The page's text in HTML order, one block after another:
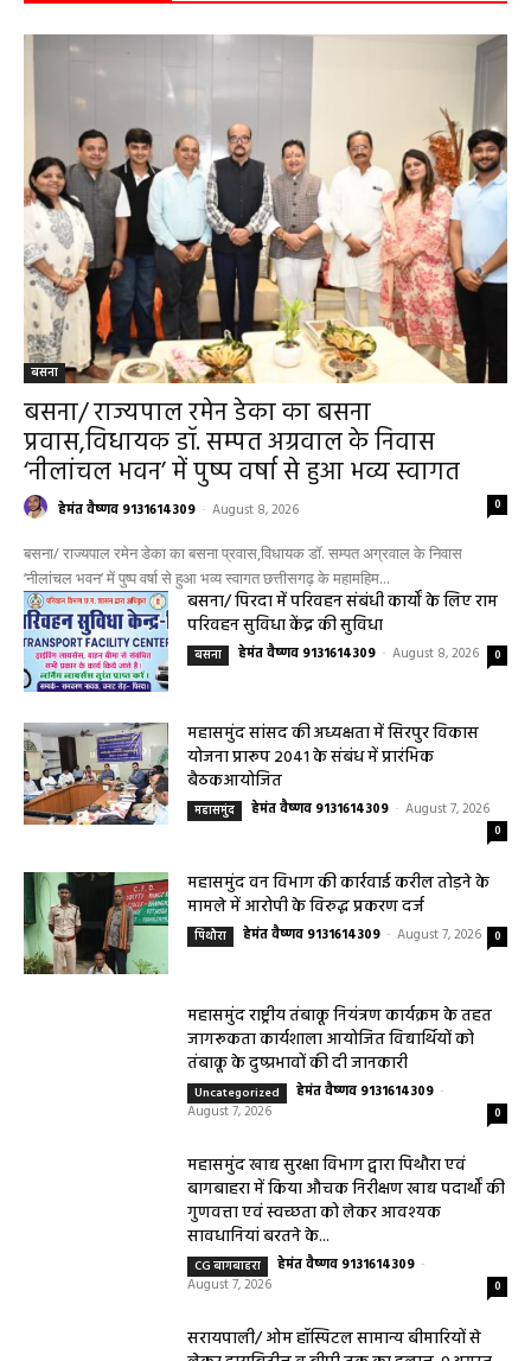
हेल्थ प्लस
सरायपाली/ ओम हॉस्पिटल सामान्य बीमारियों से
लेकर डायबिटीज व बीपी तक का इलाज, 9 अगस्त
को मिलेगा विशेषज्ञ ईलाज परामर्श
हेमंत वैष्णव 9131614309 - August 6, 2026
9 अगस्त को सरायपाली के ओम हॉस्पिटल में जनरल मेडिसिन विशेषज्ञ डॉ. एस. कुमार देंगे
सेवाएं सरायपाली। ओम हॉस्पिटल, सरायपाली में रविवार, 9 अगस्त 2026...
बसना/ संतान प्राप्ति से जुड़ी समस्याओं का मिलेगा
आधुनिक इलाज, 4 अगस्त को विशेष परामर्श शिविर
August 2, 2026
August 2, 2026
सरायपाली/ बिना दर्द और बिना ऑपरेशन होगी
चिवराकुटा में 2 अगस्त को लगेगा अत्याधुनिक
फाइब्रो स्कैन...
August 1, 2026